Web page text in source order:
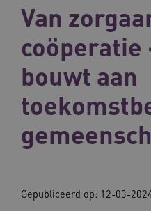
Van
coöperatie
bouwt aan
Gepubliceerd op: 12-03-